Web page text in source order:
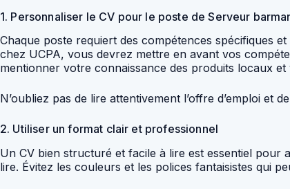
1. Personnaliser le CV pour le poste de Serveur
Chaque poste requiert des compétences spécifiques
chez UCPA, vous devrez mettre en avant vos
mentionner votre connaissance des produits locaux
N’oubliez pas de lire attentivement l’offre d’emploi
2. Utiliser un format clair et professionnel
Un CV bien structuré et facile à lire est essentiel pour
lire. Évitez les couleurs et les polices fantaisistes qui